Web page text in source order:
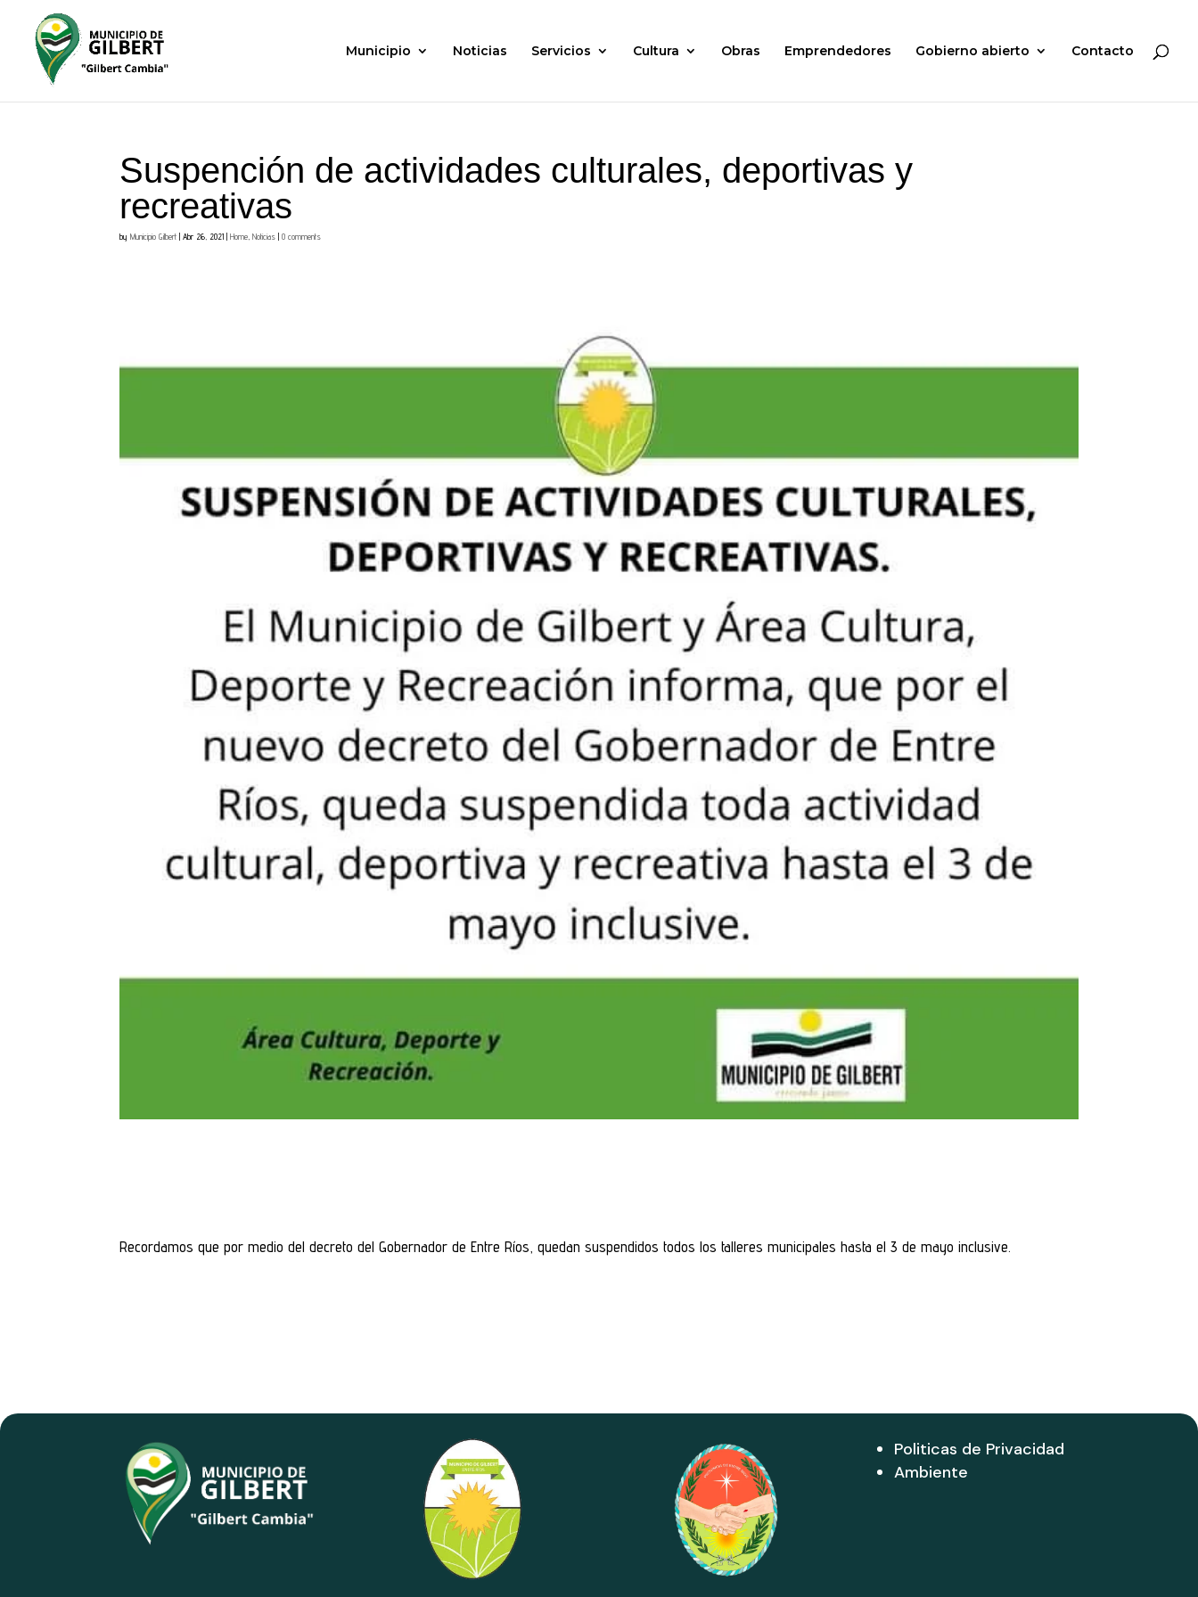
Municipio Noticias Servicios Cultura Obras Emprendedores Gobierno abierto Contacto
Suspención de actividades culturales, deportivas y
recreativas
byMunicipio Gilbert |Abr 26, 2021 |Home ,Noticias |0 comments
Recordamos que por medio del decreto del Gobernador de Entre Ríos, quedan suspendidos todos los talleres municipales hasta el 3 de mayo inclusive.
Politicas de Privacidad
Ambiente